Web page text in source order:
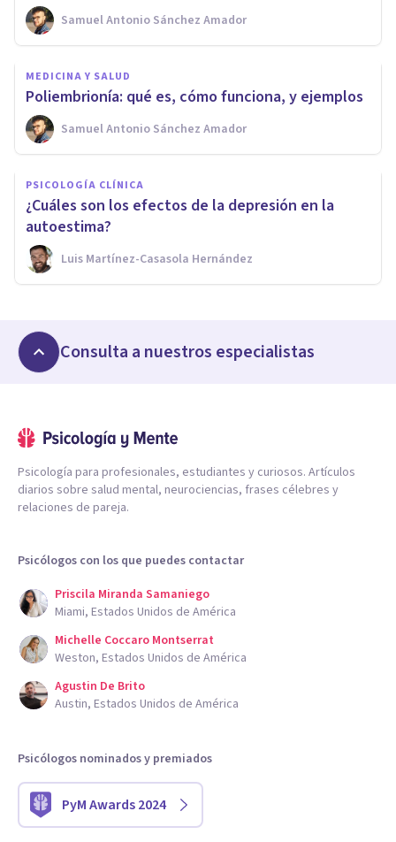
Samuel Antonio Sánchez Amador
MEDICINA Y SALUD
Poliembrionía: qué es, cómo funciona, y ejemplos
Samuel Antonio Sánchez Amador
PSICOLOGÍA CLÍNICA
¿Cuáles son los efectos de la depresión en la
autoestima?
Luis Martínez-Casasola Hernández
Consulta a nuestros especialistas
Psicología para profesionales, estudiantes y curiosos. Artículos
diarios sobre salud mental, neurociencias, frases célebres y
relaciones de pareja.
Psicólogos con los que puedes contactar
Priscila Miranda Samaniego
Miami, Estados Unidos de América
Michelle Coccaro Montserrat
Weston, Estados Unidos de América
Agustin De Brito
Austin, Estados Unidos de América
Psicólogos nominados y premiados
PyM Awards 2024